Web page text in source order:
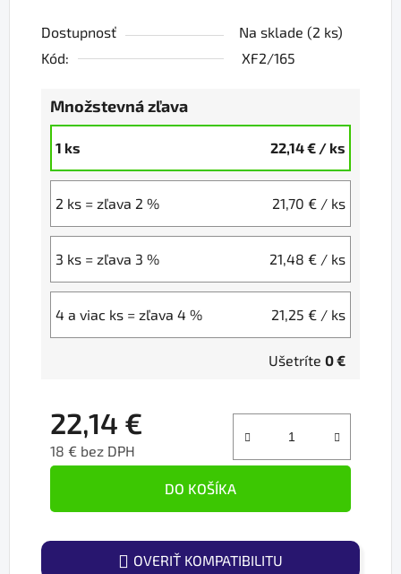
Dostupnosť Na sklade (2 ks)
Kód:
XF2/165
Množstevná zľava
1 ks 22,14 € / ks
2 ks = zľava 2 % 21,70 € / ks
3 ks = zľava 3 % 21,48 € / ks
4 a viac ks = zľava 4 % 21,25 € / ks
Ušetríte 0 €
22,14 €
18 € bez DPH
DO KOŠÍKA
OVERIŤ KOMPATIBILITU